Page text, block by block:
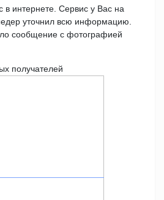
в интернете. Сервис у Вас на
уточнил всю информацию.
сообщение с фотографией
получателей